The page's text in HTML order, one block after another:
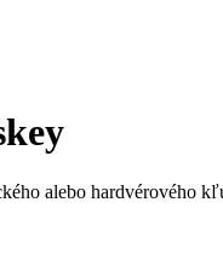
alebo hardvérového